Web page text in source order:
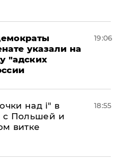
указали на
"адских
19:06
над і" в
с Польшей и
витке
18:55